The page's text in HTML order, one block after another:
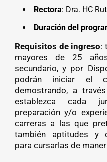
Rectora: Dra. HC
Duración del
Requisitos de ingreso:
mayores de 25
secundario, y por
podrán iniciar el
demostrando, a
establezca cada
preparación y/o
carreras a las que
también aptitudes y
para cursarlas de